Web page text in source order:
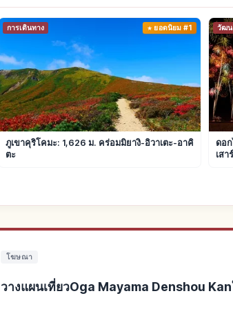
การเดินทาง ยอดนิยม #1
ภูเขาคุริโคมะ: 1,626 ม. คร่อมมิยางิ-อิวาเตะ-อาคิ
ตะ
วัฒน
ดอ
เส
โฆษณา
วางแผนเที่ยวOga Mayama Denshou